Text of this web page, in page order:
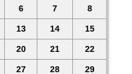
6 7 8
13 14 15
20 21 22
27 28 29